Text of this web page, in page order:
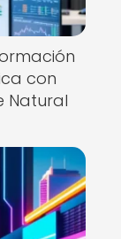
con
Natural